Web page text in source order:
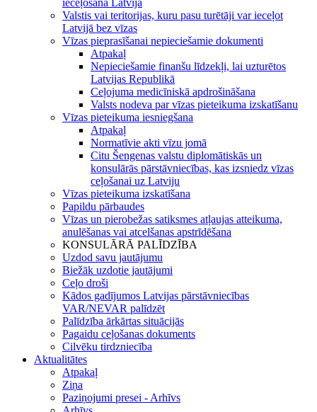
ieceļošana Latvijā
Valstis vai teritorijas, kuru pasu turētāji var ieceļot
Latvijā bez vīzas
Vīzas pieprasīšanai nepieciešamie dokumenti
Atpakaļ
Nepieciešamie finanšu līdzekļi, lai uzturētos
Latvijas Republikā
Ceļojuma medicīniskā apdrošināšana
Valsts nodeva par vīzas pieteikuma izskatīšanu
Vīzas pieteikuma iesniegšana
Atpakaļ
Normatīvie akti vīzu jomā
Citu Šengenas valstu diplomātiskās un
konsulārās pārstāvniecības, kas izsniedz vīzas
ceļošanai uz Latviju
Vīzas pieteikuma izskatīšana
Papildu pārbaudes
Vīzas un pierobežas satiksmes atļaujas atteikuma,
anulēšanas vai atcelšanas apstrīdēšana
KONSULĀRĀ PALĪDZĪBA
Uzdod savu jautājumu
Biežāk uzdotie jautājumi
Ceļo droši
Kādos gadījumos Latvijas pārstāvniecības
VAR/NEVAR palīdzēt
Palīdzība ārkārtas situācijās
Pagaidu ceļošanas dokuments
Cilvēku tirdzniecība
Aktualitātes
Atpakaļ
Ziņa
Paziņojumi presei - Arhīvs